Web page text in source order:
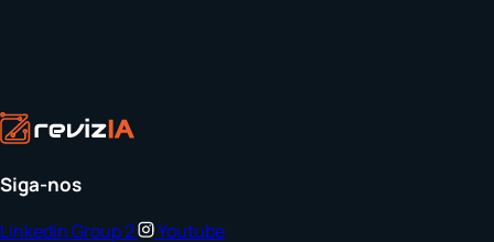
Siga-nos
LinkedinGroup 2 Youtube